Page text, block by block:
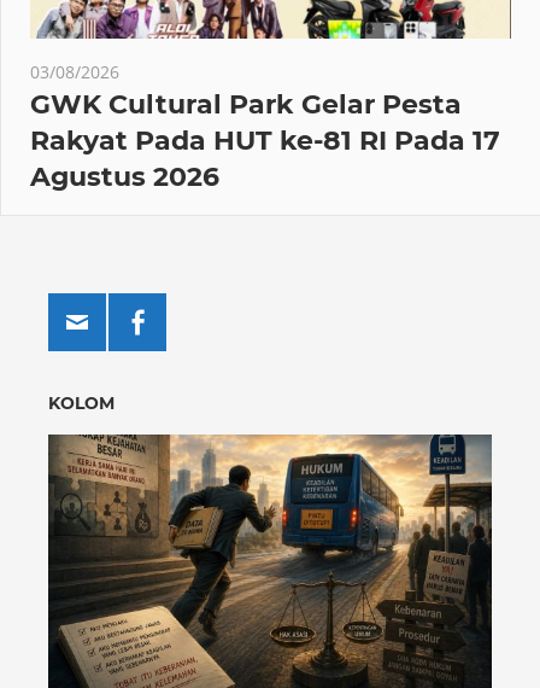
03/08/2026
GWK Cultural Park Gelar Pesta
Rakyat Pada HUT ke-81 RI Pada 17
Agustus 2026
KOLOM